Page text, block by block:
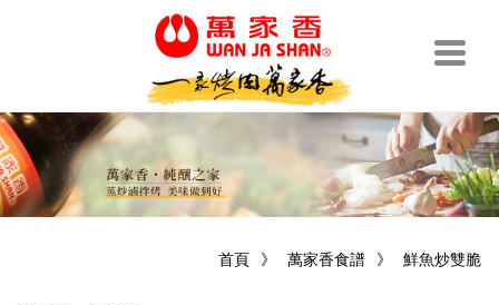
鮮魚炒雙脆
》
萬家香食譜
》
首頁